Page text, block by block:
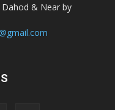
& Near by